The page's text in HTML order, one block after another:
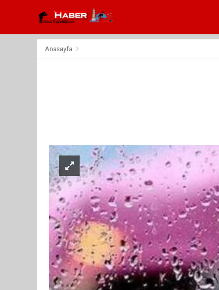
Anasayfa